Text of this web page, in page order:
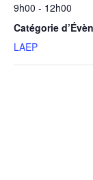
9h00 - 12h00
Catégorie
LAEP